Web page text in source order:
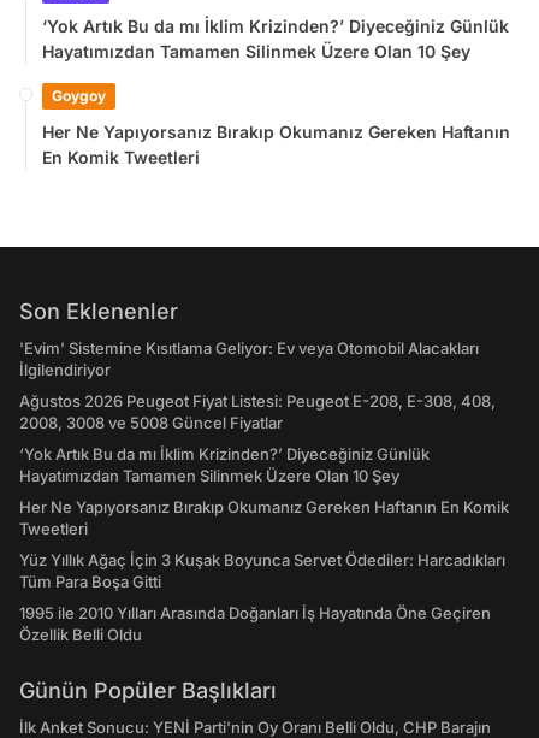
‘Yok Artık Bu da mı İklim Krizinden?’ Diyeceğiniz Günlük
Hayatımızdan Tamamen Silinmek Üzere Olan 10 Şey
Goygoy
Her Ne Yapıyorsanız Bırakıp Okumanız Gereken Haftanın
En Komik Tweetleri
Son Eklenenler
'Evim' Sistemine Kısıtlama Geliyor: Ev veya Otomobil Alacakları
İlgilendiriyor
Ağustos 2026 Peugeot Fiyat Listesi: Peugeot E-208, E-308, 408,
2008, 3008 ve 5008 Güncel Fiyatlar
‘Yok Artık Bu da mı İklim Krizinden?’ Diyeceğiniz Günlük
Hayatımızdan Tamamen Silinmek Üzere Olan 10 Şey
Her Ne Yapıyorsanız Bırakıp Okumanız Gereken Haftanın En Komik
Tweetleri
Yüz Yıllık Ağaç İçin 3 Kuşak Boyunca Servet Ödediler: Harcadıkları
Tüm Para Boşa Gitti
1995 ile 2010 Yılları Arasında Doğanları İş Hayatında Öne Geçiren
Özellik Belli Oldu
Günün Popüler Başlıkları
İlk Anket Sonucu: YENİ Parti'nin Oy Oranı Belli Oldu, CHP Barajın